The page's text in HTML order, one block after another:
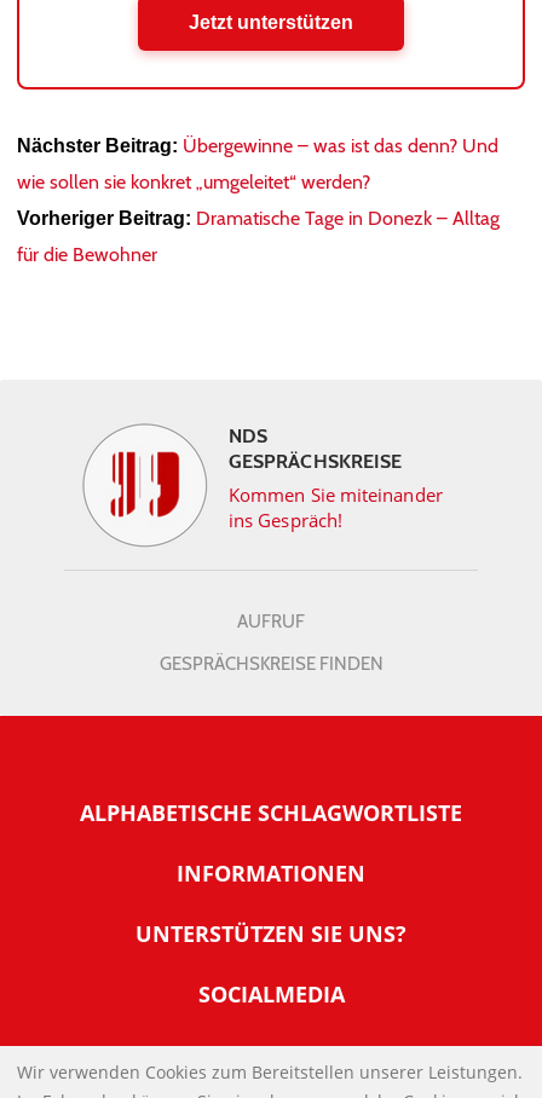
Jetzt unterstützen
Nächster Beitrag: Übergewinne – was ist das denn? Und
wie sollen sie konkret „umgeleitet“ werden?
Vorheriger Beitrag: Dramatische Tage in Donezk – Alltag
für die Bewohner
NDS
GESPRÄCHSKREISE
Kommen Sie miteinander
ins Gespräch!
AUFRUF
GESPRÄCHSKREISE FINDEN
ALPHABETISCHE SCHLAGWORTLISTE
INFORMATIONEN
Warum NachDenkSeiten
Tipps zur Nutzung der NachDenkSeiten
Banner und E-Mail-Signaturen
Links
UNTERSTÜTZEN SIE UNS?
Werden Sie Fördermitglied
SOCIALMEDIA
IMPRESSUM
Wir verwenden Cookies zum Bereitstellen unserer Leistungen.